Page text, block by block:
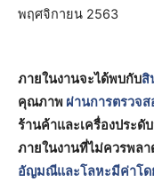
พฤศจิกายน 2563
ภายในงานจะได้พบกับสิ
คุณภาพ ผ่านการตรวจ
ร้านค้าและเครื่องประดั
ภายในงานที่ไม่ควรพลา
อัญมณีและโลหะมีค่าโด